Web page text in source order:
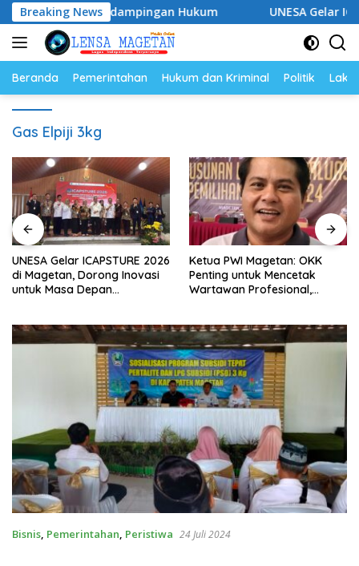
Langsung
ke
konten
Breaking News
Pendampingan Hukum UNESA Gelar
Beranda Pemerintahan Hukum dan Kriminal Politik
Gas Elpiji 3kg
UNESA Gelar ICAPSTURE 2026
di Magetan, Dorong Inovasi
untuk Masa Depan
Ketua PWI Magetan: OKK
Penting untuk Mencetak
Wartawan Profesional,
Bisnis, Pemerintahan, Peristiwa 24 Juli 2024